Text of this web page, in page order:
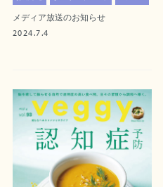
メディア放送のお知らせ
2024.7.4